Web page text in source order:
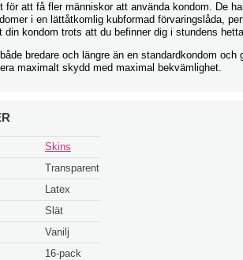
för att få fler människor att använda kondom. De
i en lättåtkomlig kubformad förvaringslåda,
din kondom trots att du befinner dig i stundens
bredare och längre än en standardkondom och
maximalt skydd med maximal bekvämlighet.
Skins
Transparent
Latex
Slät
Vanilj
16-pack